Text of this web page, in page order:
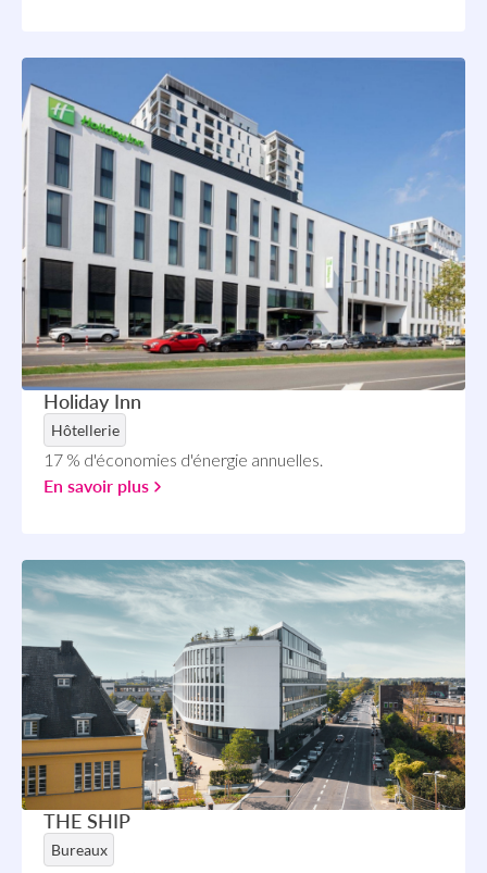
Holiday Inn
Hôtellerie
17 % d'économies d'énergie annuelles.
En savoir plus
THE SHIP
Bureaux